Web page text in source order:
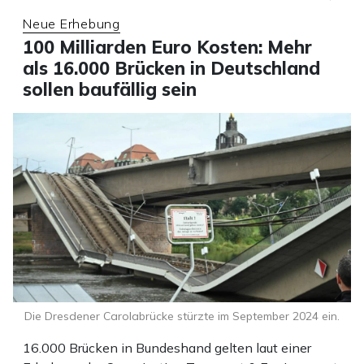
Neue Erhebung
100 Milliarden Euro Kosten: Mehr
als 16.000 Brücken in Deutschland
sollen baufällig sein
16.000 Brücken in Bundeshand gelten laut einer
Die Dresdener Carolabrücke stürzte im September 2024 ein.